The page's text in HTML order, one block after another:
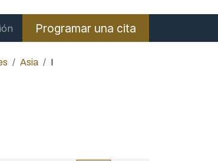
Programar una cita
Asia I